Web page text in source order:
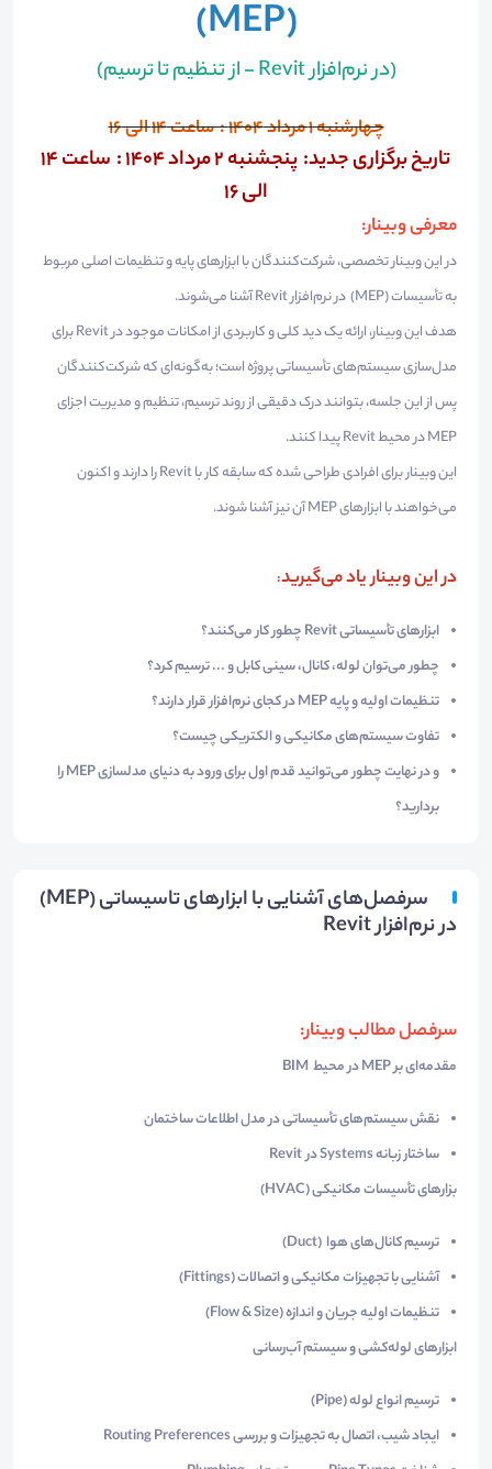
(MEP)
(در نرم‌افزار Revit - از تنظیم تا ترسیم)
چهارشنبه 1 مرداد 1404 : ساعت 14 الی 16
تاریخ برگزاری جدید: پنجشنبه 2 مرداد 1404 : ساعت 14
الی 16
معرفی وبینار:
در این وبینار تخصصی، شرکت‌کنندگان با ابزارهای پایه و تنظیمات اصلی مربوط
به تأسیسات (MEP) در نرم‌افزار Revit آشنا می‌شوند.
هدف این وبینار، ارائه یک دید کلی و کاربردی از امکانات موجود در Revit برای
مدل‌سازی سیستم‌های تأسیساتی پروژه است؛ به‌گونه‌ای که شرکت‌کنندگان
پس از این جلسه، بتوانند درک دقیقی از روند ترسیم، تنظیم و مدیریت اجزای
MEP در محیط Revit پیدا کنند.
این وبینار برای افرادی طراحی شده که سابقه کار با Revit را دارند و اکنون
می‌خواهند با ابزارهای MEP آن نیز آشنا شوند.
در این وبینار یاد می‌گیرید:
ابزارهای تأسیساتی Revit چطور کار می‌کنند؟
چطور می‌توان لوله، کانال، سینی کابل و ... ترسیم کرد؟
تنظیمات اولیه و پایه MEP در کجای نرم‌افزار قرار دارند؟
تفاوت سیستم‌های مکانیکی و الکتریکی چیست؟
و در نهایت چطور می‌توانید قدم اول برای ورود به دنیای مدلسازی MEP را
بردارید؟
سرفصل‌های آشنایی با ابزارهای تاسیساتی (MEP)
در نرم‌افزار Revit
سرفصل مطالب وبینار:
مقدمه‌ای برMEP در محیط
نقش سیستم‌های تأسیساتی در مدل اطلاعات ساختمان
ساختار زبانه
در
بزارهای تأسیسات مکانیکی(HVAC)
ترسیم کانال‌های هوا (Duct)
آشنایی با تجهیزات مکانیکی و اتصالات(Fittings)
تنظیمات اولیه جریان و اندازه(Flow & Size)
ابزارهای لوله‌کشی و سیستم آب‌رسانی
ترسیم انواع لوله(Pipe)
ایجاد شیب، اتصال به تجهیزات و بررسی